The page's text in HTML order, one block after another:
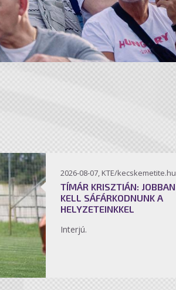
2026-08-07, KTE/kecskemetite.hu
TÍMÁR KRISZTIÁN: JOBBAN
KELL SÁFÁRKODNUNK A
HELYZETEINKKEL
Interjú.